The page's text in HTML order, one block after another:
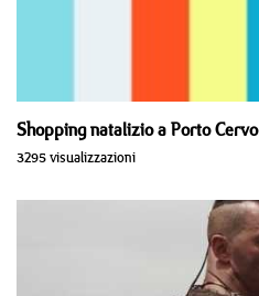
Shopping natalizio a Porto Cervo
3295 visualizzazioni